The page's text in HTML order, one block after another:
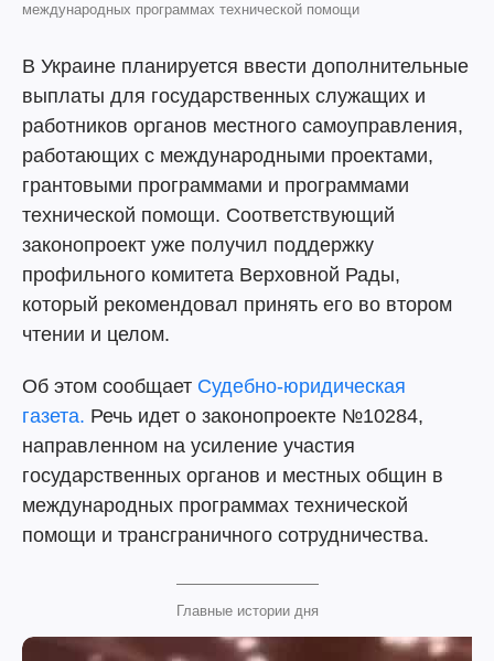
международных программах технической помощи
В Украине планируется ввести дополнительные
выплаты для государственных служащих и
работников органов местного самоуправления,
работающих с международными проектами,
грантовыми программами и программами
технической помощи. Соответствующий
законопроект уже получил поддержку
профильного комитета Верховной Рады,
который рекомендовал принять его во втором
чтении и целом.
Об этом сообщает Судебно-юридическая
газета. Речь идет о законопроекте №10284,
направленном на усиление участия
государственных органов и местных общин в
международных программах технической
помощи и трансграничного сотрудничества.
Главные истории дня